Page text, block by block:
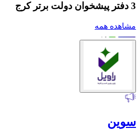
3 دفتر پیشخوان دولت برتر کرج
مشاهده همه
سوین